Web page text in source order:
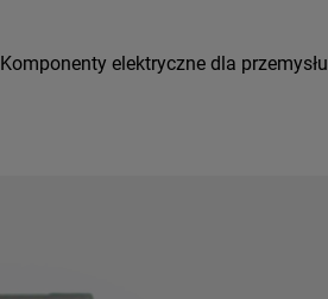
Komponenty elektryczne dla przemysłu